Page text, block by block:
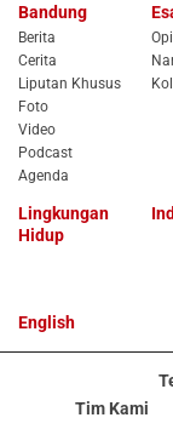
Bandung
Berita
Cerita
Liputan Khusus
Foto
Video
Podcast
Agenda
Lingkungan
Hidup
English
Tim Kami